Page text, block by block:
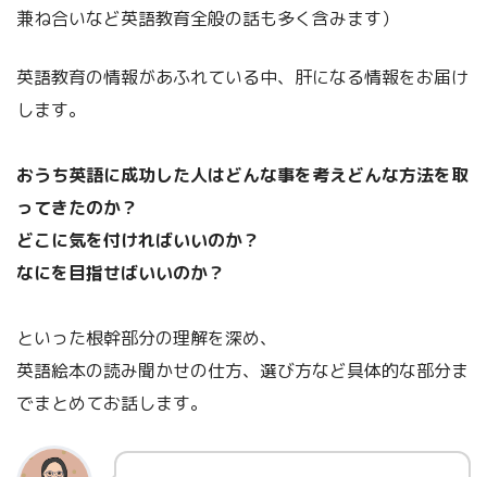
兼ね合いなど英語教育全般の話も多く含みます）
英語教育の情報があふれている中、肝になる情報をお届け
します。
おうち英語に成功した人はどんな事を考えどんな方法を取
ってきたのか？
どこに気を付ければいいのか？
なにを目指せばいいのか？
といった根幹部分の理解を深め、
英語絵本の読み聞かせの仕方、選び方など具体的な部分ま
でまとめてお話します。